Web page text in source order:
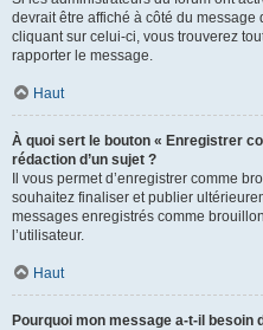
devrait être affiché à côté du message
cliquant sur celui-ci, vous trouverez
rapporter le message.
Haut
À quoi sert le bouton « Enregistrer
rédaction d’un sujet ?
Il vous permet d’enregistrer comme
souhaitez finaliser et publier
messages enregistrés comme
l’utilisateur.
Haut
Pourquoi mon message a-t-il besoin